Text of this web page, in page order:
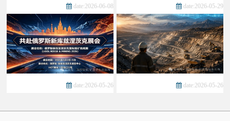
date:2026-06-08 date:2026-05-29
date:2026-05-26 date:2026-05-26